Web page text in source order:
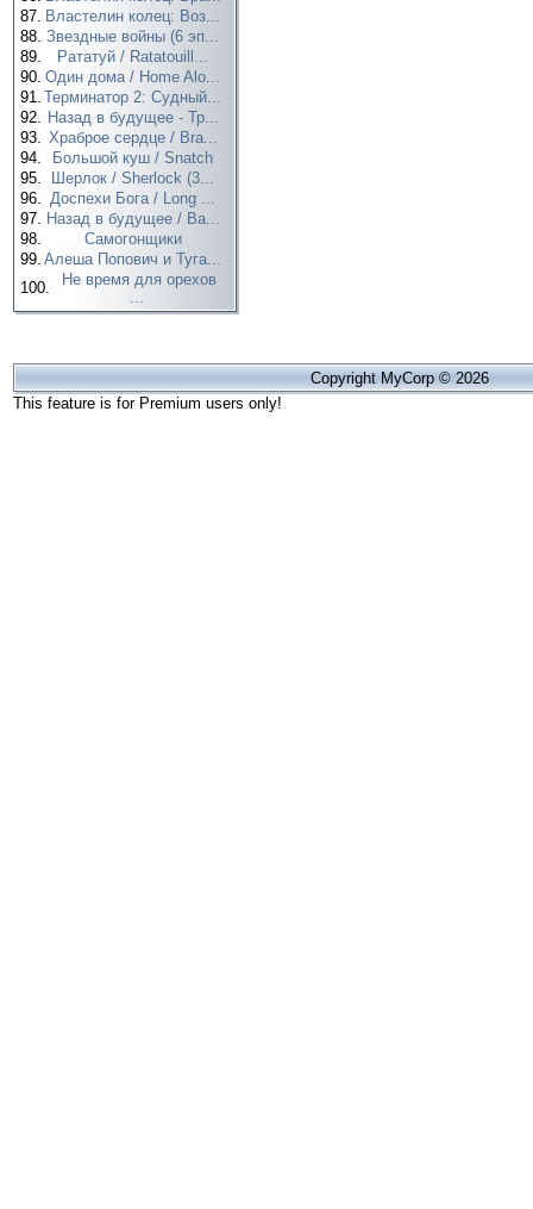
87. Властелин колец: Воз...
88. Звездные войны (6 эп...
89.
Рататуй / Ratatouill...
90. Один дома / Home Alo...
91. Терминатор 2: Судный...
92. Назад в будущее - Тр...
93. Храброе сердце / Bra...
94.
Большой куш / Snatch
95.
Шерлок / Sherlock (3...
96. Доспехи Бога / Long ...
97. Назад в будущее / Ba...
98.
Самогонщики
99. Алеша Попович и Туга...
100.
Не время для орехов
...
Copyright MyCorp © 2026
This feature is for Premium users only!